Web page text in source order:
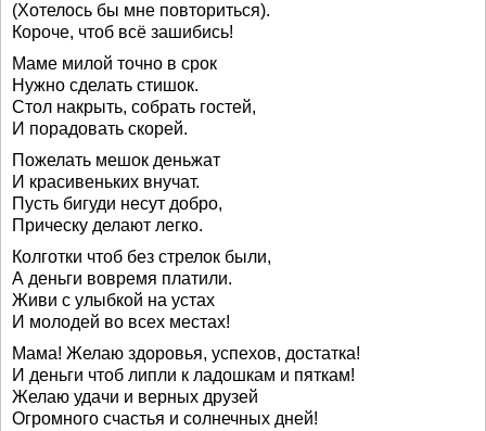
(Хотелось бы мне повториться).
Короче, чтоб всё зашибись!
Маме милой точно в срок
Нужно сделать стишок.
Стол накрыть, собрать гостей,
И порадовать скорей.
Пожелать мешок деньжат
И красивеньких внучат.
Пусть бигуди несут добро,
Прическу делают легко.
Колготки чтоб без стрелок были,
А деньги вовремя платили.
Живи с улыбкой на устах
И молодей во всех местах!
Мама! Желаю здоровья, успехов, достатка!
И деньги чтоб липли к ладошкам и пяткам!
Желаю удачи и верных друзей
Огромного счастья и солнечных дней!